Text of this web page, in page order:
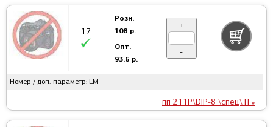
Номер / доп. параметр: LM
пп 211P\DIP-8 \спец\TI »
17
Розн.
108 р.
Опт.
93.6 р.
+
-